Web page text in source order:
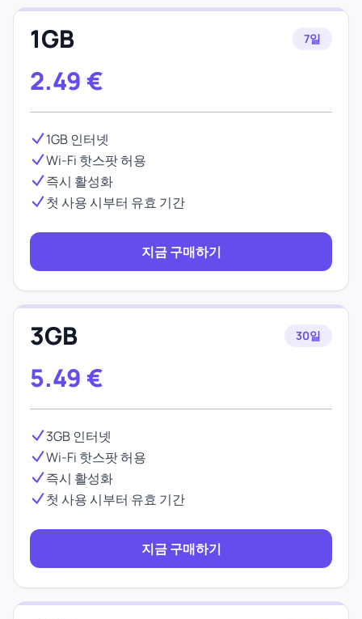
1GB 7일
2.49 €
1GB 인터넷
Wi-Fi 핫스팟 허용
즉시 활성화
첫 사용 시부터 유효 기간
지금 구매하기
3GB 30일
5.49 €
3GB 인터넷
Wi-Fi 핫스팟 허용
즉시 활성화
첫 사용 시부터 유효 기간
지금 구매하기